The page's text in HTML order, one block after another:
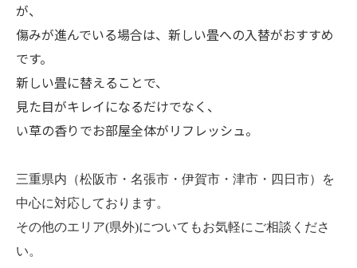
が、
傷みが進んでいる場合は、新しい畳への入替がおすすめ
です。
新しい畳に替えることで、
見た目がキレイになるだけでなく、
い草の香りでお部屋全体がリフレッシュ。
三重県内（松阪市・名張市・伊賀市・津市・四日市）を
中心に対応しております。
その他のエリア(県外)についてもお気軽にご相談くださ
い。